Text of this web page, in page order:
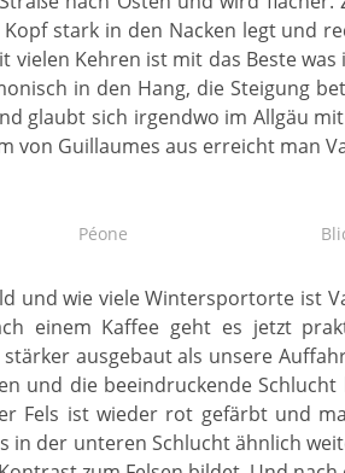
stark in den Nacken legt und
vielen Kehren ist mit das Beste
in den Hang, die Steigung
glaubt sich irgendwo im Allgäu
von Guillaumes aus erreicht man
Péone
und wie viele Wintersportorte ist
einem Kaffee geht es jetzt
ausgebaut als unsere
und die beeindruckende
Fels ist wieder rot gefärbt und
in der unteren Schlucht ähnlich